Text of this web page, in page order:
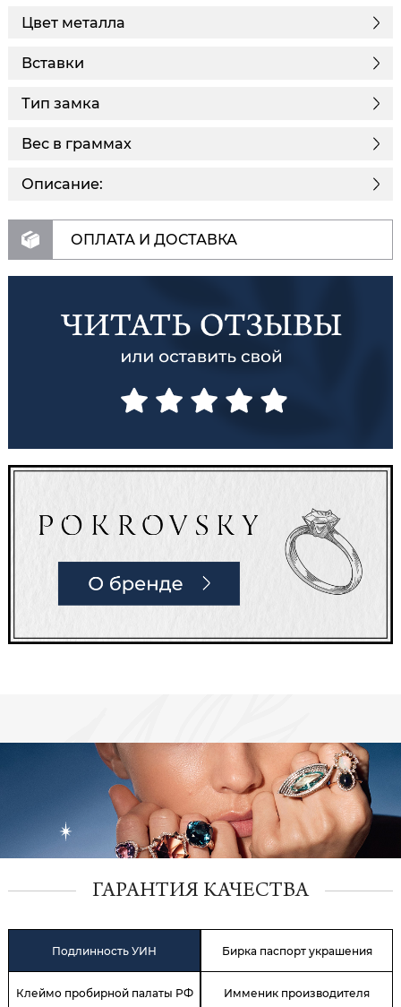
Цвет металла
Вставки
Тип замка
Описание:
Вес в граммах
ОПЛАТА И ДОСТАВКА
ГАРАНТИЯ КАЧЕСТВА
Подлинность УИН Бирка паспорт украшения
Клеймо пробирной палаты РФ Имменик производителя